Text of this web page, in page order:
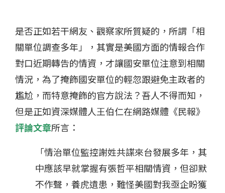
是否正如若干網友、觀察家所質疑的，所謂「相
關單位調查多年」，其實是美國方面的情報合作
對口近期轉告的情資，才讓國安單位注意到相關
情況，為了掩飾國安單位的輕忽跟避免主政者的
尷尬，而特意掩飾的官方說法？吾人不得而知，
但是正如資深媒體人王伯仁在網路媒體《民報》
評論文章所言：
「情治單位監控謝姓共諜來台發展多年，其
中應該早就掌握有張哲平相關情資，但卻默
不作聲，養虎遺患，難怪美國對我亟企盼獲